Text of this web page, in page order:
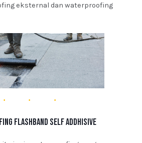
eksternal dan waterproofing
Flashband Self Addhisive